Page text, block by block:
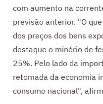
com aumento na
previsão anterior. "O
dos preços dos bens
destaque o minério de
25%. Pelo lado da
retomada da economia
consumo nacional",